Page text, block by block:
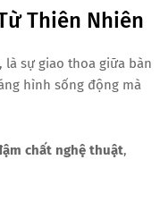
Thiên Nhiên
sự giao thoa giữa bàn
hình sống động mà
chất nghệ thuật,